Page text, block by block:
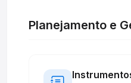
Planejamento e